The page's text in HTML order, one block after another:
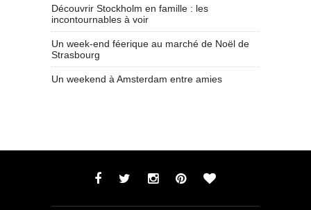
Découvrir Stockholm en famille : les
incontournables à voir
Un week-end féerique au marché de Noël de
Strasbourg
Un weekend à Amsterdam entre amies